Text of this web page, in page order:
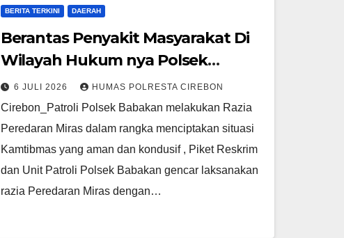
BERITA TERKINI DAERAH
Berantas Penyakit Masyarakat Di
Wilayah Hukum nya Polsek
Babakan Gencar Razia Peredaran
Miras Pabrikan maupun Racikan/
oplosan
6 JULI 2026 HUMAS POLRESTA CIREBON
Cirebon_Patroli Polsek Babakan melakukan Razia
Peredaran Miras dalam rangka menciptakan situasi
Kamtibmas yang aman dan kondusif , Piket Reskrim
dan Unit Patroli Polsek Babakan gencar laksanakan
razia Peredaran Miras dengan…